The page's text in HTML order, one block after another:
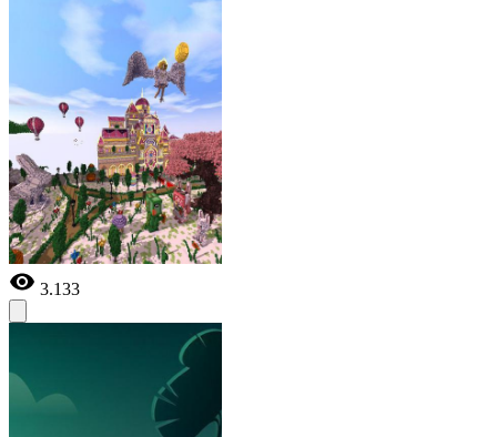
3.133